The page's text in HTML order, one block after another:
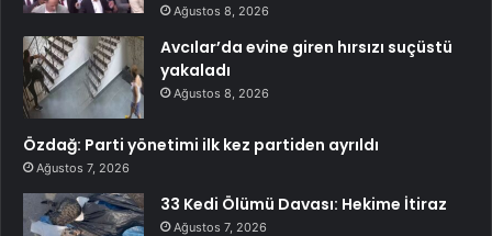
Ağustos 8, 2026
Avcılar’da evine giren hırsızı suçüstü
yakaladı
Ağustos 8, 2026
Özdağ: Parti yönetimi ilk kez partiden ayrıldı
Ağustos 7, 2026
33 Kedi Ölümü Davası: Hekime İtiraz
Ağustos 7, 2026